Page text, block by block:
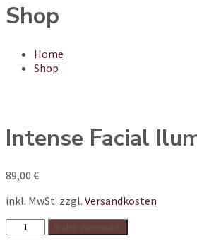
Shop
Home
Shop
Intense Facial
89,00 €
inkl. MwSt. zzgl. Versandkosten
Intense
Facial
In den Warenkorb